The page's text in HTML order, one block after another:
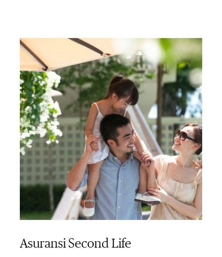
Asuransi Second Life